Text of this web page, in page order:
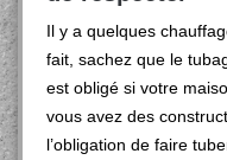
Il y a quelques
fait, sachez que le
est obligé si votre
vous avez des
l’obligation de faire